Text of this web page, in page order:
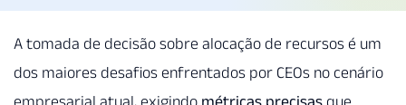
A tomada de decisão sobre alocação de recursos é um
dos maiores desafios enfrentados por CEOs no cenário